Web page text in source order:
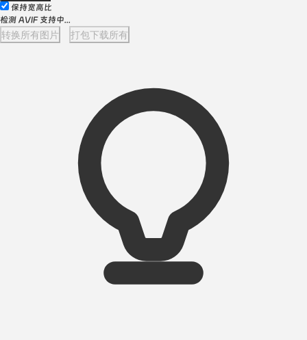
保持宽高比
检测 AVIF 支持中...
转换所有图片 打包下载所有